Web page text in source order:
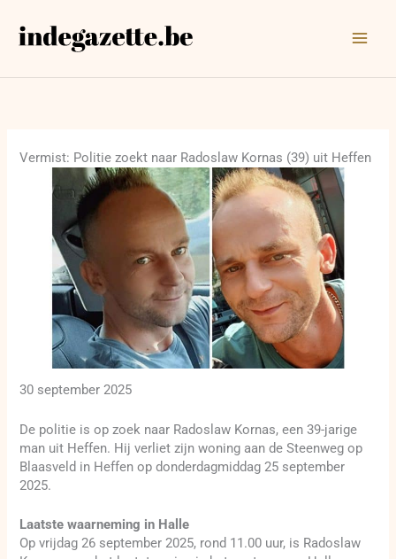
naar
Vermist: Politie zoekt naar Radoslaw Kornas (39) uit Heffen
30 september 2025
De politie is op zoek naar Radoslaw Kornas, een 39-jarige
man uit Heffen. Hij verliet zijn woning aan de Steenweg op
Blaasveld in Heffen op donderdagmiddag 25 september
2025.
Laatste waarneming in Halle
Op vrijdag 26 september 2025, rond 11.00 uur, is Radoslaw